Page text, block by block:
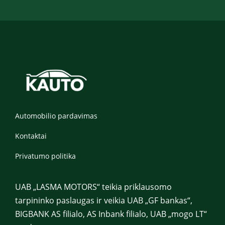
Automobilio pardavimas
Kontaktai
Privatumo politika
UAB „LASMA MOTORS“ teikia priklausomo
tarpininko paslaugas ir veikia UAB „GF bankas“,
BIGBANK AS filialo, AS Inbank filialo, UAB „mogo LT“